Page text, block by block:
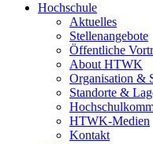
Hochschule
Aktuelles
Stellenangebote
Öffentliche
About HTWK
Organisation &
Standorte &
HTWK-Medien
Kontakt